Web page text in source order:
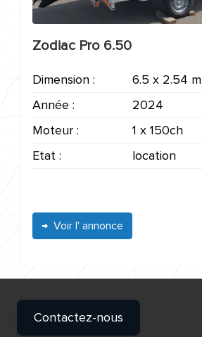
Zodiac Pro 6.50
Dimension :
6.5 x 2.54 m
Année :
2024
Moteur :
1 x 150ch
Etat :
location
Voir l' annonce
Contactez-nous